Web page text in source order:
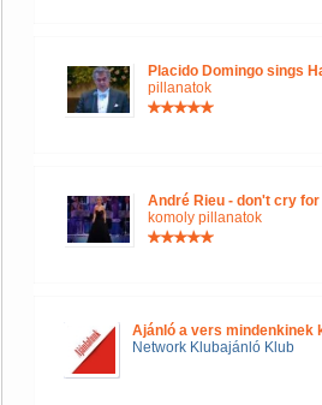
Placido Domingo sings
pillanatok
André Rieu - don't cry
komoly pillanatok
Ajánló a vers mindenkinek
Network Klubajánló Klub